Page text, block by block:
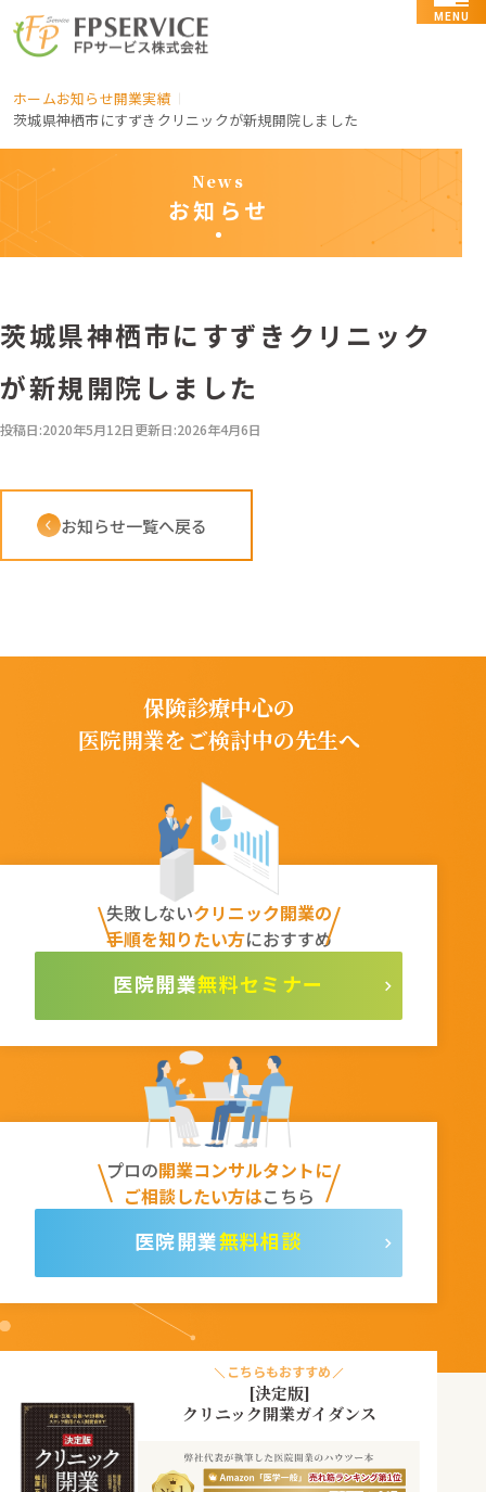
MENU
ホームお知らせ開業実績
茨城県神栖市にすずきクリニックが新規開院しました
News
お知らせ
茨城県神栖市にすずきクリニック
が新規開院しました
投稿日:2020年5月12日更新日:2026年4月6日
お知らせ一覧へ戻る
保険診療中心の
医院開業をご検討中の先生へ
失敗しないクリニック開業の
手順を知りたい方におすすめ
無料セミナー
プロの開業コンサルタントに
ご相談したい方はこちら
無料相談
こちらもおすすめ
[決定版]
クリニック開業ガイダンス